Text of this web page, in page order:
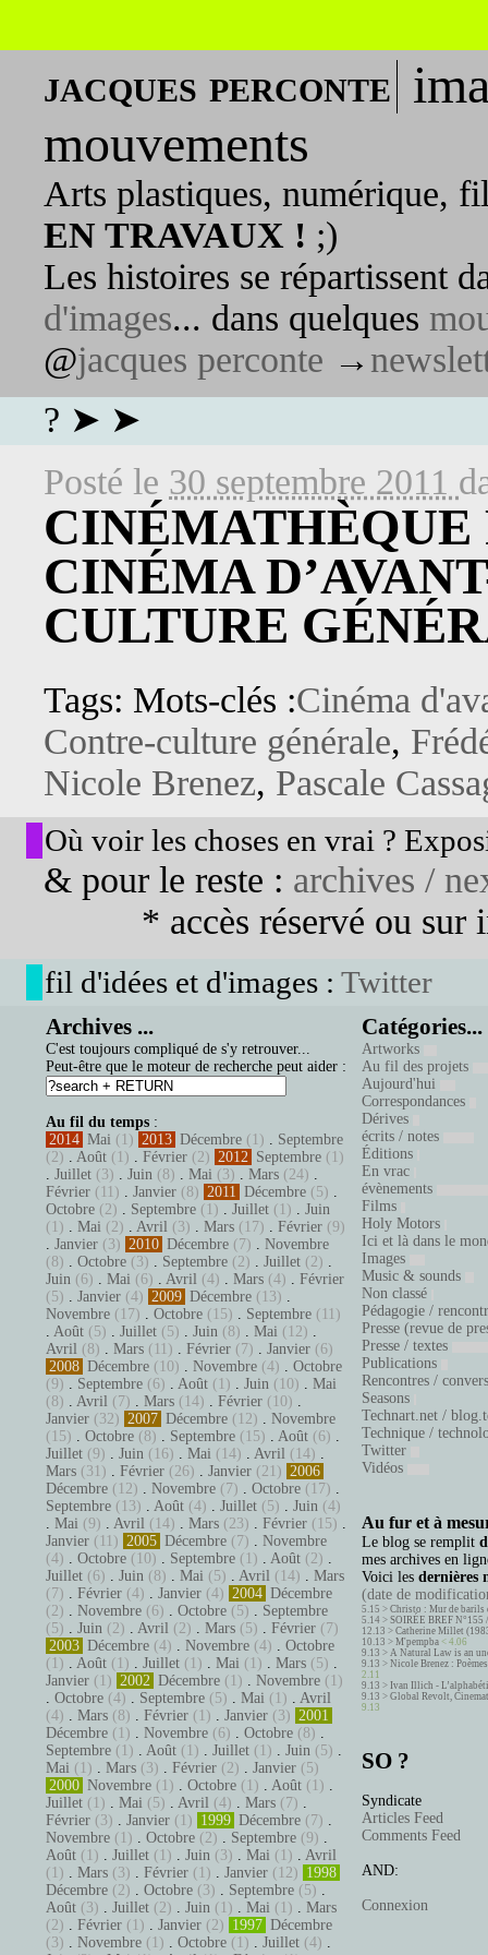
jacques perconte
mouvements
Arts plastiques, numérique,
EN TRAVAUX ! ;)
Les histoires se répartissent
d'images... dans quelques
@jacques perconte →
? ➤ ➤
Posté le 30 septembre 2011
CINÉMATHÈQUE
CINÉMA
CULTURE
Tags: Mots-clés :Cinéma
Contre-culture générale,
Nicole Brenez, Pascale
Où voir les choses en vrai ?
& pour le reste : archives /
* accès réservé ou sur
fil d'idées et d'images : Twitter
Archives ...
C'est toujours compliqué de s'y retrouver...
Peut-être que le moteur de recherche peut aider :
Au fil du temps :
2014 Mai (1) 2013 Décembre (1) . Septembre
(2) . Août (1) . Février (2) 2012 Septembre (1)
. Juillet (3) . Juin (8) . Mai (3) . Mars (24) .
Février (11) . Janvier (8) 2011 Décembre (5) .
Octobre (2) . Septembre (1) . Juillet (1) . Juin
(1) . Mai (2) . Avril (3) . Mars (17) . Février (9)
. Janvier (3) 2010 Décembre (7) . Novembre
(8) . Octobre (3) . Septembre (2) . Juillet (2) .
Juin (6) . Mai (6) . Avril (4) . Mars (4) . Février
(5) . Janvier (4) 2009 Décembre (13) .
Novembre (17) . Octobre (15) . Septembre (11)
. Août (5) . Juillet (5) . Juin (8) . Mai (12) .
Avril (8) . Mars (11) . Février (7) . Janvier (6)
2008 Décembre (10) . Novembre (4) . Octobre
(9) . Septembre (6) . Août (1) . Juin (10) . Mai
(8) . Avril (7) . Mars (14) . Février (10) .
Janvier (32) 2007 Décembre (12) . Novembre
(15) . Octobre (8) . Septembre (15) . Août (6) .
Juillet (9) . Juin (16) . Mai (14) . Avril (14) .
Mars (31) . Février (26) . Janvier (21) 2006
Décembre (12) . Novembre (7) . Octobre (17) .
Septembre (13) . Août (4) . Juillet (5) . Juin (4)
. Mai (9) . Avril (14) . Mars (23) . Février (15) .
Janvier (11) 2005 Décembre (7) . Novembre
(4) . Octobre (10) . Septembre (1) . Août (2) .
Juillet (6) . Juin (8) . Mai (5) . Avril (14) . Mars
(7) . Février (4) . Janvier (4) 2004 Décembre
(2) . Novembre (6) . Octobre (5) . Septembre
(5) . Juin (2) . Avril (2) . Mars (5) . Février (7)
2003 Décembre (4) . Novembre (4) . Octobre
(1) . Août (1) . Juillet (1) . Mai (1) . Mars (5) .
Janvier (1) 2002 Décembre (1) . Novembre (1)
. Octobre (4) . Septembre (5) . Mai (1) . Avril
(4) . Mars (8) . Février (1) . Janvier (3) 2001
Décembre (1) . Novembre (6) . Octobre (8) .
Septembre (1) . Août (1) . Juillet (1) . Juin (5) .
Mai (1) . Mars (3) . Février (2) . Janvier (5)
2000 Novembre (1) . Octobre (1) . Août (1) .
Juillet (1) . Mai (5) . Avril (4) . Mars (7) .
Février (3) . Janvier (1) 1999 Décembre (7) .
Novembre (1) . Octobre (2) . Septembre (9) .
Août (1) . Juillet (1) . Juin (3) . Mai (1) . Avril
(1) . Mars (3) . Février (1) . Janvier (12) 1998
Décembre (2) . Octobre (3) . Septembre (5) .
Août (3) . Juillet (2) . Juin (1) . Mai (1) . Mars
(2) . Février (1) . Janvier (2) 1997 Décembre
(3) . Novembre (1) . Octobre (1) . Juillet (4) .
Catégories...
Artworks
Au fil des projets
Aujourd'hui
Correspondances
Dérives
écrits / notes
Éditions
En vrac
évènements
Films
Holy Motors
Ici et là dans le
Images
Music & sounds
Non classé
Pédagogie /
Presse (revue de
Presse / textes
Publications
Rencontres /
Seasons
Technart.net /
Technique /
Twitter
Vidéos
Au fur et à
Le blog se remplit
mes archives en
Voici les dernières
(date de
5.15 > Christo : Mur de barils
5.14 > SOIRÉE BREF
12.13 > Catherine Millet
10.13 > M'pempba < 4.06
9.13 > A Natural Law is an
9.13 > Nicole Brenez :
2.11
9.13 > Ivan Illich -
9.13 > Global Revolt,
9.13
SO ?
Syndicate
Articles Feed
Comments Feed
AND:
Connexion